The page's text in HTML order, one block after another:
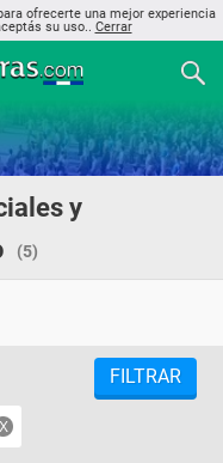
ofrecerte una mejor experiencia
su uso.. Cerrar
y
(5)
FILTRAR